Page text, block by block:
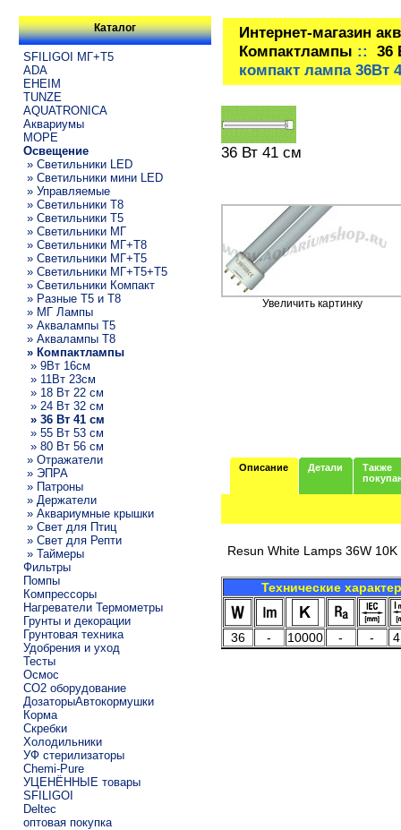
Каталог
SFILIGOI МГ+Т5
ADA
EHEIM
TUNZE
AQUATRONICA
Аквариумы
МОРЕ
Освещение
» Светильники LED
» Светильники мини LED
» Управляемые
» Светильники T8
» Светильники T5
» Светильники МГ
» Светильники МГ+T8
» Светильники МГ+T5
» Светильники МГ+T5+T5
» Светильники Компакт
» Разные T5 и T8
» МГ Лампы
» Аквалампы T5
» Аквалампы T8
» Компактлампы
» 9Вт 16см
» 11Вт 23см
» 18 Вт 22 см
» 24 Вт 32 см
» 36 Вт 41 см
» 55 Вт 53 см
» 80 Вт 56 см
» Отражатели
» ЭПРА
» Патроны
» Держатели
» Аквариумные крышки
» Свет для Птиц
» Свет для Репти
» Таймеры
Фильтры
Помпы
Компрессоры
Нагреватели Термометры
Грунты и декорации
Грунтовая техника
Удобрения и уход
Тесты
Осмос
CO2 оборудование
ДозаторыАвтокормушки
Корма
Скребки
Холодильники
УФ стерилизаторы
Chemi-Pure
УЦЕНЁННЫЕ товары
SFILIGOI
Deltec
оптовая покупка
Интернет-магазин
Компактлампы :: 36
компакт лампа 36Вт
36 Вт 41 см
Увеличить картинку
Описание Детали
Также
Resun White Lamps 36W
Технические
36 - 10000 - -